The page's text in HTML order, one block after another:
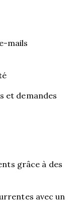
mails
et demandes
grâce à des
avec un